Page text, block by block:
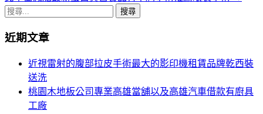
章
航
搜
關
近期文章
近視雷射的腹部拉皮手術最大的影印機租賃品牌乾西裝
送洗
桃園木地板公司專業高雄當舖以及高雄汽車借款有廚具
工廠